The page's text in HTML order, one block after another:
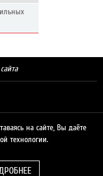
на сайте, Вы даёте
технологии.